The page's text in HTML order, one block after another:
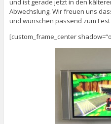
und ist gerade jetzt in den
Abwechslung. Wir freuen uns
und wünschen passend zum
[custom_frame_center